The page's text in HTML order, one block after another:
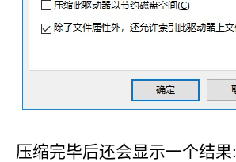
压缩完毕后还会显示一个结果: